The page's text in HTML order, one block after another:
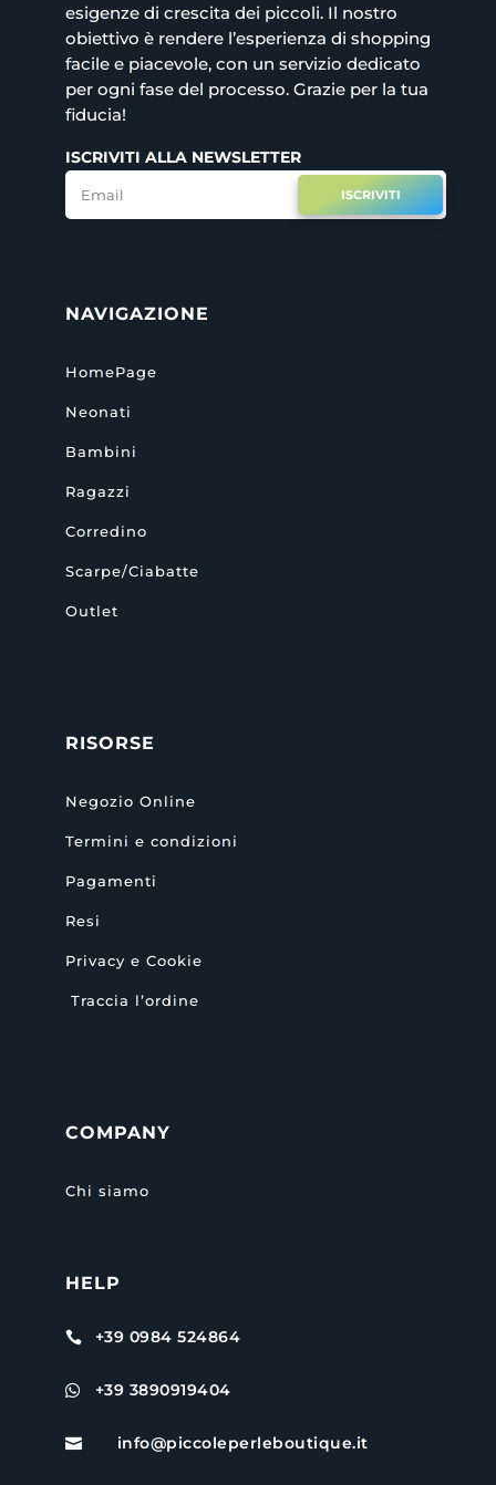
esigenze di crescita dei piccoli. Il nostro
obiettivo è rendere l’esperienza di shopping
facile e piacevole, con un servizio dedicato
per ogni fase del processo. Grazie per la tua
fiducia!
ISCRIVITI ALLA NEWSLETTER
ISCRIVITI
NAVIGAZIONE
HomePage
Neonati
Bambini
Ragazzi
Corredino
Scarpe/Ciabatte
Outlet
RISORSE
Negozio Online
Termini e condizioni
Pagamenti
Resi
Privacy e Cookie
Traccia l’ordine
COMPANY
Chi siamo
HELP
 +39 0984 524864
 +39 3890919404
 info@piccoleperleboutique.it